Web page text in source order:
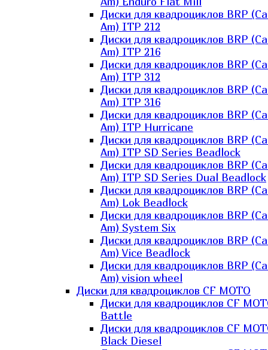
Диски для квадроциклов BRP
Am) ITP 212
Диски для квадроциклов BRP
Am) ITP 216
Диски для квадроциклов BRP
Am) ITP 312
Диски для квадроциклов BRP
Am) ITP 316
Диски для квадроциклов BRP
Am) ITP Hurricane
Диски для квадроциклов BRP
Am) ITP SD Series Beadlock
Диски для квадроциклов BRP
Am) ITP SD Series Dual Beadlock
Диски для квадроциклов BRP
Am) Lok Beadlock
Диски для квадроциклов BRP
Am) System Six
Диски для квадроциклов BRP
Am) Vice Beadlock
Диски для квадроциклов BRP
Am) vision wheel
Диски для квадроциклов CF MOTO
Диски для квадроциклов CF
Battle
Диски для квадроциклов CF
Black Diesel